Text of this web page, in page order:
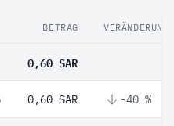
BETRAG VERÄNDERUNG
0,60 SAR
0,60 SAR -40 %